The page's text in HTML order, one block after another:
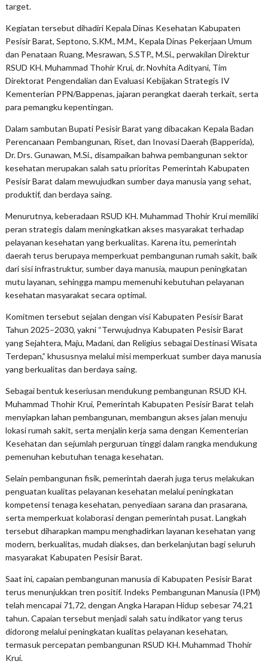
target.
Kegiatan tersebut dihadiri Kepala Dinas Kesehatan Kabupaten
Pesisir Barat, Septono, S.KM., M.M., Kepala Dinas Pekerjaan Umum
dan Penataan Ruang, Mesrawan, S.STP., M.Si., perwakilan Direktur
RSUD KH. Muhammad Thohir Krui, dr. Novhita Adityani, Tim
Direktorat Pengendalian dan Evaluasi Kebijakan Strategis IV
Kementerian PPN/Bappenas, jajaran perangkat daerah terkait, serta
para pemangku kepentingan.
Dalam sambutan Bupati Pesisir Barat yang dibacakan Kepala Badan
Perencanaan Pembangunan, Riset, dan Inovasi Daerah (Bapperida),
Dr. Drs. Gunawan, M.Si., disampaikan bahwa pembangunan sektor
kesehatan merupakan salah satu prioritas Pemerintah Kabupaten
Pesisir Barat dalam mewujudkan sumber daya manusia yang sehat,
produktif, dan berdaya saing.
Menurutnya, keberadaan RSUD KH. Muhammad Thohir Krui memiliki
peran strategis dalam meningkatkan akses masyarakat terhadap
pelayanan kesehatan yang berkualitas. Karena itu, pemerintah
daerah terus berupaya memperkuat pembangunan rumah sakit, baik
dari sisi infrastruktur, sumber daya manusia, maupun peningkatan
mutu layanan, sehingga mampu memenuhi kebutuhan pelayanan
kesehatan masyarakat secara optimal.
Komitmen tersebut sejalan dengan visi Kabupaten Pesisir Barat
Tahun 2025–2030, yakni “Terwujudnya Kabupaten Pesisir Barat
yang Sejahtera, Maju, Madani, dan Religius sebagai Destinasi Wisata
Terdepan,” khususnya melalui misi memperkuat sumber daya manusia
yang berkualitas dan berdaya saing.
Sebagai bentuk keseriusan mendukung pembangunan RSUD KH.
Muhammad Thohir Krui, Pemerintah Kabupaten Pesisir Barat telah
menyiapkan lahan pembangunan, membangun akses jalan menuju
lokasi rumah sakit, serta menjalin kerja sama dengan Kementerian
Kesehatan dan sejumlah perguruan tinggi dalam rangka mendukung
pemenuhan kebutuhan tenaga kesehatan.
Selain pembangunan fisik, pemerintah daerah juga terus melakukan
penguatan kualitas pelayanan kesehatan melalui peningkatan
kompetensi tenaga kesehatan, penyediaan sarana dan prasarana,
serta memperkuat kolaborasi dengan pemerintah pusat. Langkah
tersebut diharapkan mampu menghadirkan layanan kesehatan yang
modern, berkualitas, mudah diakses, dan berkelanjutan bagi seluruh
masyarakat Kabupaten Pesisir Barat.
Saat ini, capaian pembangunan manusia di Kabupaten Pesisir Barat
terus menunjukkan tren positif. Indeks Pembangunan Manusia (IPM)
telah mencapai 71,72, dengan Angka Harapan Hidup sebesar 74,21
tahun. Capaian tersebut menjadi salah satu indikator yang terus
didorong melalui peningkatan kualitas pelayanan kesehatan,
termasuk percepatan pembangunan RSUD KH. Muhammad Thohir
Krui.